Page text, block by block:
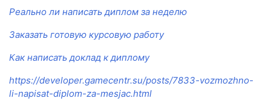
Реально ли написать диплом за неделю
Заказать готовую курсовую работу
Как написать доклад к диплому
https://developer.gamecentr.su/posts/7833-vozmozhno-
li-napisat-diplom-za-mesjac.html